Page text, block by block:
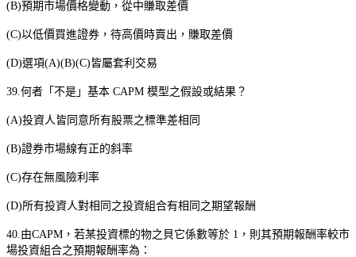
(B)預期市場價格變動，從中賺取差價
(C)以低價買進證券，待高價時賣出，賺取差價
(D)選項(A)(B)(C)皆屬套利交易
39. 何者「不是」基本 CAPM 模型之假設或結果？
(A)投資人皆同意所有股票之標準差相同
(B)證券市場線有正的斜率
(C)存在無風險利率
(D)所有投資人對相同之投資組合有相同之期望報酬
40. 由CAPM ，若某投資標的物之貝它係數等於 1 ，則其預期報酬率較市
場投資組合之預期報酬率為：